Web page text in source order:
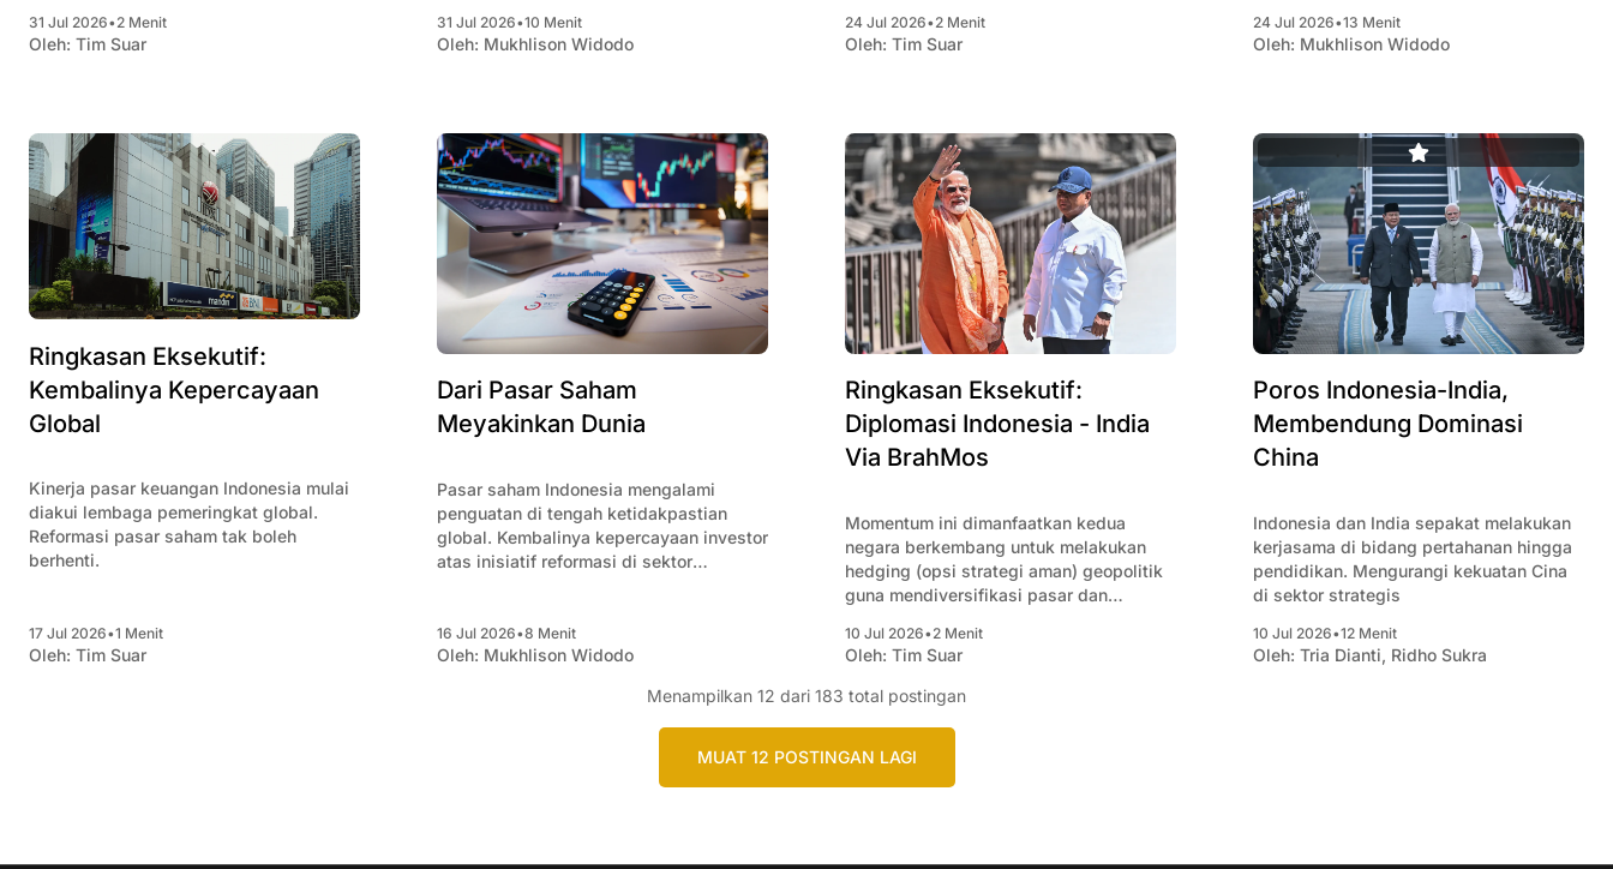
31 Jul 2026•2 Menit
Oleh: Tim Suar
31 Jul 2026•10 Menit
Oleh: Mukhlison Widodo
internasional.
24 Jul 2026•2 Menit
Oleh: Tim Suar
24 Jul 2026•13 Menit
Oleh: Mukhlison Widodo
Ringkasan Eksekutif:
Kembalinya Kepercayaan
Global
Kinerja pasar keuangan Indonesia mulai
diakui lembaga pemeringkat global.
Reformasi pasar saham tak boleh
berhenti.
17 Jul 2026•1 Menit
Oleh: Tim Suar
Dari Pasar Saham
Meyakinkan Dunia
Pasar saham Indonesia mengalami
penguatan di tengah ketidakpastian
global. Kembalinya kepercayaan investor
atas inisiatif reformasi di sektor
16 Jul 2026•8 Menit
Oleh: Mukhlison Widodo
Ringkasan Eksekutif:
Diplomasi Indonesia - India
Via BrahMos
Momentum ini dimanfaatkan kedua
negara berkembang untuk melakukan
hedging (opsi strategi aman) geopolitik
guna mendiversifikasi pasar dan
pada rantai pasok global asal China.
10 Jul 2026•2 Menit
Oleh: Tim Suar
Poros Indonesia-India,
Membendung Dominasi
China
Indonesia dan India sepakat melakukan
kerjasama di bidang pertahanan hingga
pendidikan. Mengurangi kekuatan Cina
di sektor strategis
10 Jul 2026•12 Menit
Oleh: Tria Dianti, Ridho Sukra
Menampilkan 12 dari 183 total postingan
MUAT 12 POSTINGAN LAGI